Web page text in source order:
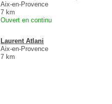
Aix-en-Provence
7 km
Ouvert en continu
Laurent Atlani
Aix-en-Provence
7 km